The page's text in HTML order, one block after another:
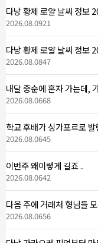
다낭 황제 로얄 날씨 정보
2026.08.0921
다낭 황제 로얄 날씨 정보
2026.08.0847
내달 중순에 혼자 가는데,
2026.08.0668
학교 후배가 싱가포르로
2026.08.0645
이번주 왜이렇게 길죠 ..
2026.08.0642
다음 주에 거래처 형님들
2026.08.0656